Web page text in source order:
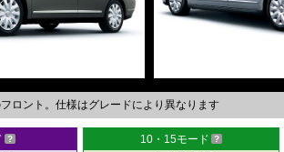
ロント。仕様はグレードにより異なります
10・15モード